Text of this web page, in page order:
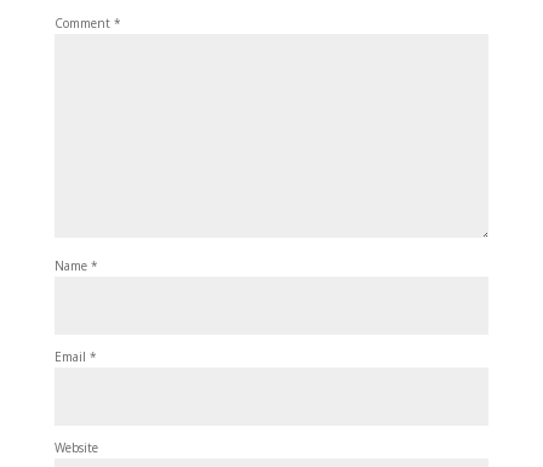
Comment *
Name *
Email *
Website